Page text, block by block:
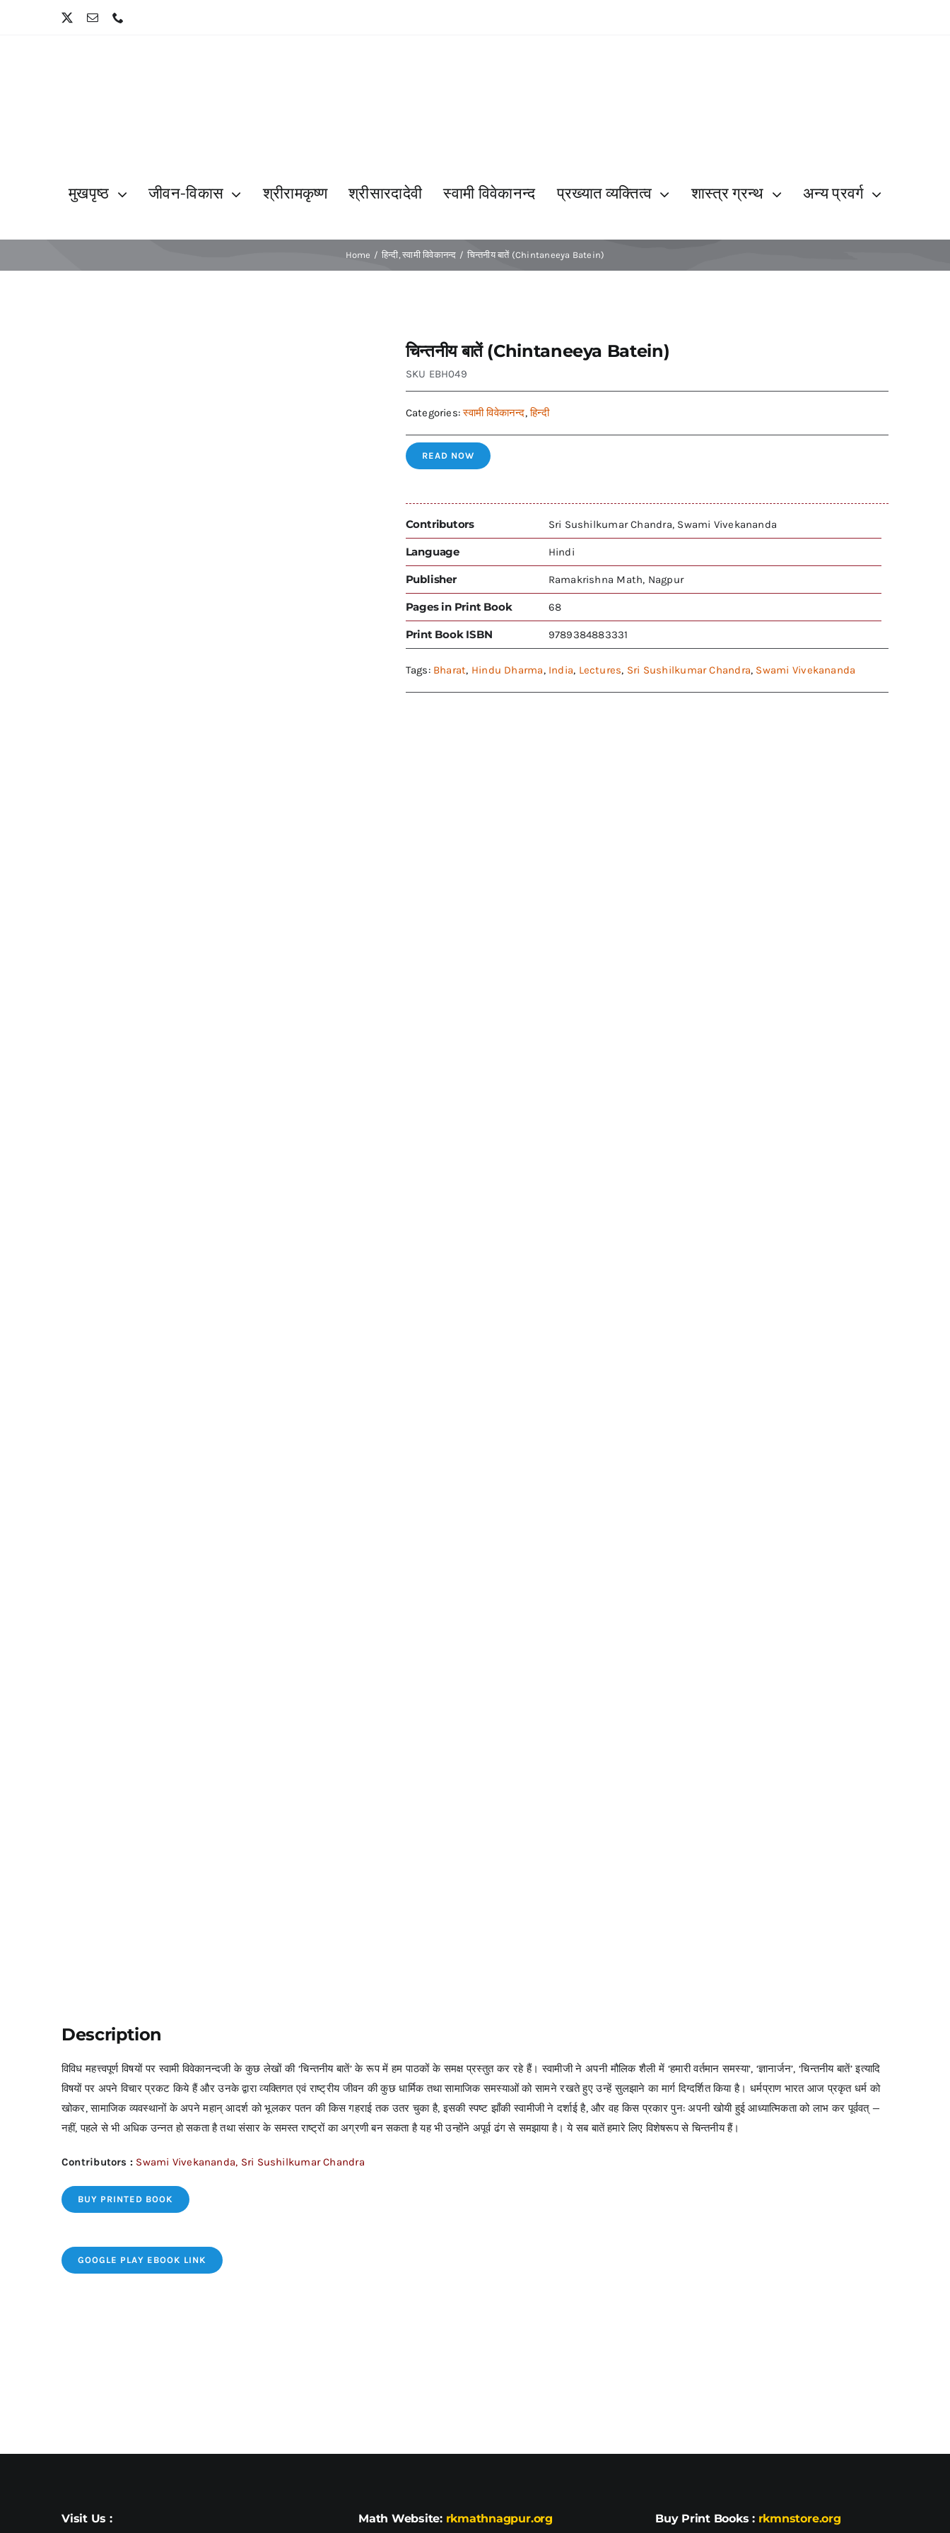
मुखपृष्ठ जीवन-विकास श्रीरामकृष्ण श्रीसारदादेवी स्वामी विवेकानन्द प्रख्यात व्यक्तित्व शास्त्र ग्रन्थ अन्य प्रवर्ग
Home हिन्दी स्वामी विवेकानन्द चिन्तनीय बातें (Chintaneeya Batein)
चिन्तनीय बातें (Chintaneeya Batein)
SKU EBH049
Categories:स्वामी विवेकानन्द,हिन्दी
READ NOW
Contributors Sri Sushilkumar Chandra, Swami Vivekananda
Language Hindi
Publisher Ramakrishna Math, Nagpur
Pages in Print Book 68
Print Book ISBN 9789384883331
Tags: Bharat, Hindu Dharma, India, Lectures, Sri Sushilkumar Chandra, Swami Vivekananda
Description
विविध महत्त्वपूर्ण विषयों पर स्वामी विवेकानन्दजी के कुछ लेखों की ‘चिन्तनीय बातें’ के रूप में हम पाठकों के समक्ष प्रस्तुत कर रहे हैं। स्वामीजी ने अपनी मौलिक शैली में ‘हमारी वर्तमान समस्या’, ‘ज्ञानार्जन’, ‘चिन्तनीय बातें’ इत्यादि
विषयों पर अपने विचार प्रकट किये हैं और उनके द्वारा व्यक्तिगत एवं राष्ट्रीय जीवन की कुछ धार्मिक तथा सामाजिक समस्याओं को सामने रखते हुए उन्हें सुलझाने का मार्ग दिग्दर्शित किया है। धर्मप्राण भारत आज प्रकृत धर्म को
खोकर, सामाजिक व्यवस्थानों के अपने महान् आदर्श को भूलकर पतन की किस गहराई तक उतर चुका है, इसकी स्पष्ट झाँकी स्वामीजी ने दर्शाई है, और वह किस प्रकार पुन: अपनी खोयी हुई आध्यात्मिकता को लाभ कर पूर्ववत् —
नहीं, पहले से भी अधिक उन्नत हो सकता है तथा संसार के समस्त राष्ट्रों का अग्रणी बन सकता है यह भी उन्होंने अपूर्व ढंग से समझाया है। ये सब बातें हमारे लिए विशेषरूप से चिन्तनीय हैं।
Contributors : Swami Vivekananda, Sri Sushilkumar Chandra
BUY PRINTED BOOK
GOOGLE PLAY EBOOK LINK
Visit Us : Math Website: rkmathnagpur.org Buy Print Books : rkmnstore.org